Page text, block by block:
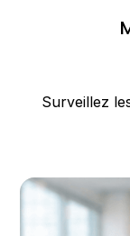
Surveillez